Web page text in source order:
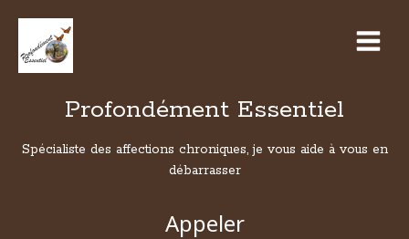
Profondément Essentiel
Spécialiste des affections chroniques, je vous aide à vous en
débarrasser
Appeler